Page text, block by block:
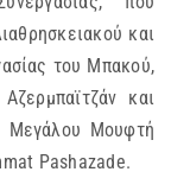
και
του Μπακού,
και
Μεγάλου Μουφτή
Pashazade.